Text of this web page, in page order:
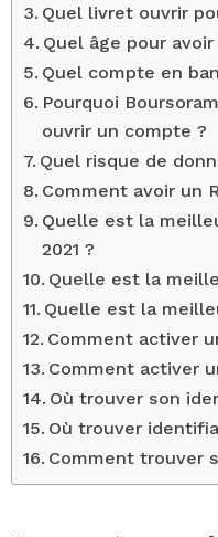
Quel livret ouvrir
Quel âge pour
Quel compte en
Pourquoi
ouvrir un compte ?
Quel risque de
Comment avoir un
Quelle est la
2021 ?
Quelle est la
Quelle est la
Comment activer
Comment activer
Où trouver son
Où trouver
Comment trouver